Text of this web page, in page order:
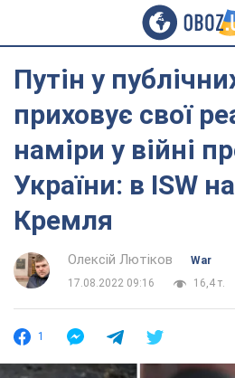
Путін у
приховує свої
наміри у війні
України: в ISW
Кремля
Олексій Лютіков
War
17.08.2022 09:16
16,4 т.
1